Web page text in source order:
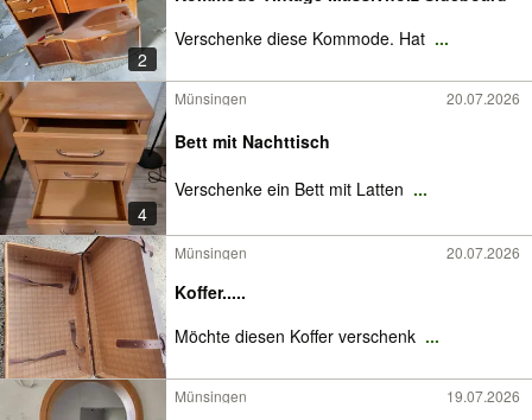
2
Verschenke diese Kommode. Hat ...
4
Münsingen 20.07.2026
Bett mit Nachttisch
Verschenke ein Bett mit Latten ...
Münsingen 20.07.2026
Koffer.....
Möchte diesen Koffer verschenk ...
Münsingen 19.07.2026